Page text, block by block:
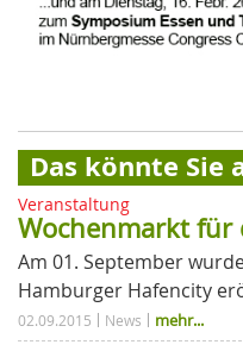
Das könnte Sie
Veranstaltung
Wochenmarkt für
Am 01. September
Hamburger Hafencity
02.09.2015 News mehr...